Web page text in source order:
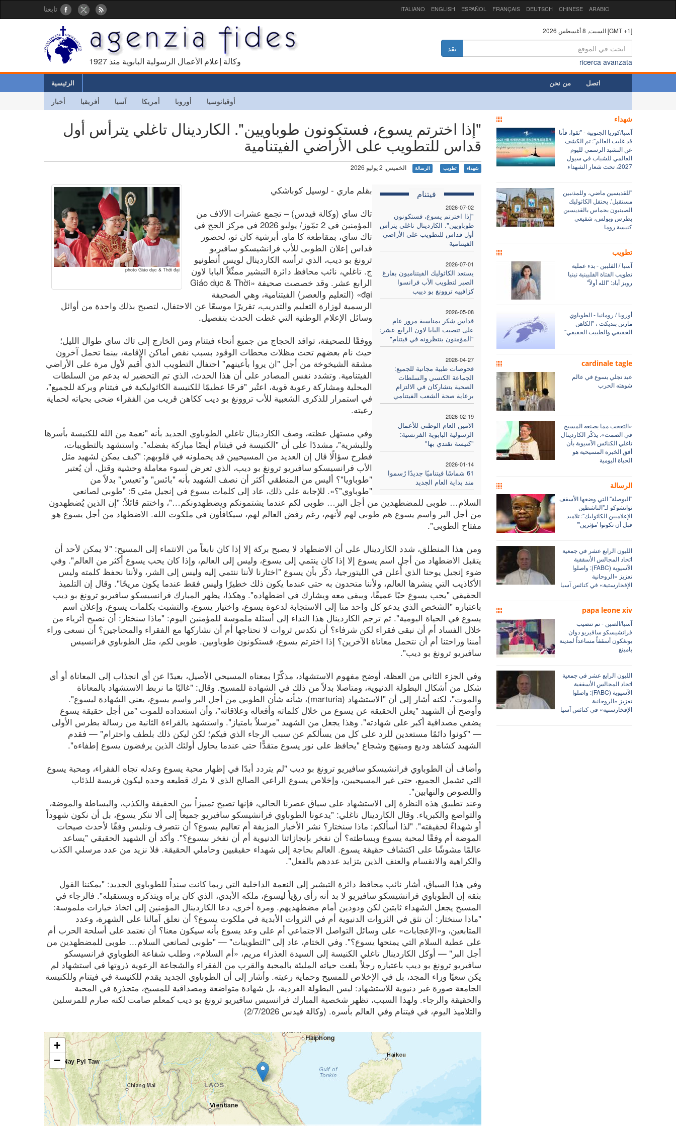
تابعنا ITALIANO ENGLISH ESPAÑOL FRANÇAIS DEUTSCH CHINESE ARABIC
1927 وكالة إعلام الأعمال الرسولية البابوية منذ
السبت, 8 أغسطس 2026 [GMT +1]
تقد
ricerca avanzata
الرئيسية من نحن اتصل
أخبار أفريقيا آسيا أمريكا أوروبا أوقيانوسيا
"إذا اخترتم يسوع، فستكونون طوباويين". الكاردينال تاغلي يترأس أول
قداس للتطويب على الأراضي الفيتنامية
الخميس, 2 يوليو 2026 شهداء تطويب الرسالة
photo Giáo dục & Thời đại
فيتنام
2026-07-02
"إذا اخترتم يسوع، فستكونون
طوباويين". الكاردينال تاغلي يترأس
أول قداس للتطويب على الأراضي
الفيتنامية
2026-07-01
يستعد الكاثوليك الفيتناميون بفارغ
الصبر لتطويب الأب فرانسوا
كزافييه تروونغ بو دييب
2026-05-08
قداس شكر بمناسبة مرور عام
على تنصيب البابا لاون الرابع عشر:
"المؤمنون ينتظرونه في فيتنام"
2026-04-27
فحوصات طبية مجانية للجميع:
الجماعة الكنسي والسلطات
الصحية يتشاركان في الالتزام
برعاية صحة الشعب الفيتنامي
2026-02-19
الامين العام الوطني للأعمال
الرسولية البابوية الفرنسية:
"كنيسة نقتدي بها"
2026-01-14
61 شماسًا فيتناميًا جديدًا رُسموا
منذ بداية العام الجديد
بقلم ماري - لوسيل كوباشكي
تاك ساي (وكالة فيدس) – تجمع عشرات الآلاف من
المؤمنين في 2 تمّوز/ يوليو 2026 في مركز الحج في
تاك ساي، بمقاطعة كا ماو، أبرشية كان ثو، لحضور
قداس إعلان الطوبى للأب فرانشيسكو سافيريو
ترونغ بو ديب، الذي ترأسه الكاردينال لويس أنطونيو
ج. تاغلي، نائب محافظ دائرة التبشير ممثّلاً البابا لاون
الرابع عشر. وقد خصصت صحيفة «Giáo dục & Thời
đại» (التعليم والعصر) الفيتنامية، وهي الصحيفة
الرسمية لوزارة التعليم والتدريب، تقريرًا موسعًا عن الاحتفال، لتصبح بذلك واحدة من أوائل
وسائل الإعلام الوطنية التي غطت الحدث بتفصيل.
ووفقًا للصحيفة، توافد الحجاج من جميع أنحاء فيتنام ومن الخارج إلى تاك ساي طوال الليل؛
حيث نام بعضهم تحت مظلات محطات الوقود بسبب نقص أماكن الإقامة، بينما تحمل آخرون
مشقة الشيخوخة من أجل "ان يروا بأعينهم" احتفال التطويب الذي أُقيم لأول مرة على الأراضي
الفيتنامية. وتشدد نفس المصادر على أن هذا الحدث، الذي تم التحضير له بدعم من السلطات
المحلية ومشاركة رعوية قوية، اعتُبر "فرحًا عظيمًا للكنيسة الكاثوليكية في فيتنام وبركة للجميع"،
في استمرار للذكرى الشعبية للأب تروونغ بو ديب ككاهن قريب من الفقراء ضحى بحياته لحماية
رعيته.
وفي مستهل عظته، وصف الكاردينال تاغلي الطوباوي الجديد بأنه "نعمة من الله للكنيسة بأسرها
وللبشرية"، مشددًا على أن "الكنيسة في فيتنام أيضًا مباركة بفضله". واستشهد بالتطويبات،
فطرح سؤالًا قال إن العديد من المسيحيين قد يحملونه في قلوبهم: "كيف يمكن لشهيد مثل
الأب فرانسيسكو سافيريو ترونغ بو ديب، الذي تعرض لسوء معاملة وحشية وقتل، أن يُعتبر
"طوباويا"؟ أليس من المنطقي أكثر أن نصف الشهيد بأنه "بائس" و"تعيس" بدلاً من
"طوباوي"؟». للإجابة على ذلك، عاد إلى كلمات يسوع في إنجيل متى 5: "طوبى لصانعي
السلام… طوبى للمضطهدين من أجل البر… طوبى لكم عندما يشتمونكم ويضطهدونكم…"، واختتم قائلاً: "إن الذين يُضطهدون
من أجل البر واسم يسوع هم طوبى لهم لأنهم، رغم رفض العالم لهم، سيكافأون في ملكوت الله. الاضطهاد من أجل يسوع هو
مفتاح الطوبى".
ومن هذا المنطلق، شدد الكاردينال على أن الاضطهاد لا يصبح بركة إلا إذا كان نابعاً من الانتماء إلى المسيح: "لا يمكن لأحد أن
يتقبل الاضطهاد من أجل اسم يسوع إلا إذا كان ينتمي إلى يسوع، وليس إلى العالم، وإذا كان يحب يسوع أكثر من العالم". وفي
ضوء إنجيل يوحنا الذي أُعلن في الليتورجيا، ذكّر بأن يسوع "اختارنا لأننا ننتمي إليه وليس إلى الشر، ولأننا نحفظ كلمته وليس
الأكاذيب التي ينشرها العالم، ولأننا متحدون به حتى عندما يكون ذلك خطيرًا وليس فقط عندما يكون مريحًا". وقال إن التلميذ
الحقيقي "يحب يسوع حبًا عميقًا، ويبقى معه ويشارك في اضطهاده". وهكذا، يظهر المبارك فرانسيسكو سافيريو ترونغ بو ديب
باعتباره "الشخص الذي يدعو كل واحد منا إلى الاستجابة لدعوة يسوع، واختيار يسوع، والتشبث بكلمات يسوع، وإعلان اسم
يسوع في الحياة اليومية". ثم ترجم الكاردينال هذا النداء إلى أسئلة ملموسة للمؤمنين اليوم: "ماذا سنختار: أن نصبح أثرياء من
خلال الفساد أم أن نبقى فقراء لكن شرفاء؟ أن نكدس ثروات لا نحتاجها أم أن نشاركها مع الفقراء والمحتاجين؟ أن نسعى وراء
أمننا وراحتنا أم أن نتحمل معاناة الآخرين؟ إذا اخترتم يسوع، فستكونون طوباويين. طوبى لكم، مثل الطوباوي فرانسيس
سافيريو ترونغ بو ديب".
وفي الجزء الثاني من العظة، أوضح مفهوم الاستشهاد، مذكّرًا بمعناه المسيحي الأصيل، بعيدًا عن أي انجذاب إلى المعاناة أو أي
شكل من أشكال البطولة الدنيوية، ومتاصلا بدلاً من ذلك في الشهادة للمسيح. وقال: "غالبًا ما نربط الاستشهاد بالمعاناة
والموت"، لكنه أشار إلى أن "الاستشهاد (marturia)، شأنه شأن الطوبى من أجل البر واسم يسوع، يعني الشهادة ليسوع".
وأوضح أن الشهيد "يعلن الحقيقة عن يسوع من خلال كلماته وأفعاله وعلاقاته"، وأن استعداده للموت "من أجل حقيقة يسوع
يضفي مصداقية أكبر على شهادته". وهذا يجعل من الشهيد "مرسلاً بامتياز". واستشهد بالقراءة الثانية من رسالة بطرس الأولى
— "كونوا دائمًا مستعدين للرد على كل من يسألكم عن سبب الرجاء الذي فيكم؛ لكن ليكن ذلك بلطف واحترام" — فقدم
الشهيد كشاهد وديع ومبتهج وشجاع "يحافظ على نور يسوع متقدًّا حتى عندما يحاول أولئك الذين يرفضون يسوع إطفاءه".
وأضاف أن الطوباوي فرانشيسكو سافيريو ترونغ بو ديب "لم يتردد أبدًا في إظهار محبة يسوع وعدله تجاه الفقراء، ومحبة يسوع
التي تشمل الجميع، حتى غير المسيحيين، وإخلاص يسوع الراعي الصالح الذي لا يترك قطيعه وحده ليكون فريسة للذئاب
واللصوص والنهابين".
وعند تطبيق هذه النظرة إلى الاستشهاد على سياق عصرنا الحالي، فإنها تصبح تمييزاً بين الحقيقة والكذب، والبساطة والموضة،
والتواضع والكبرياء. وقال الكاردينال تاغلي: "يدعونا الطوباوي فرانشيسكو سافيريو جميعاً إلى ألا ننكر يسوع، بل أن نكون شهوداً
أو شهداءً لحقيقته". "لذا أسألكم: ماذا سنختار؟ نشر الأخبار المزيفة أم تعاليم يسوع؟ أن نتصرف ونلبس وفقًا لأحدث صيحات
الموضة أم وفقًا لمحبة يسوع وبساطته؟ أن نفخر بإنجازاتنا الدنيوية أم أن نفخر بيسوع؟". وأكد أن الشهيد الحقيقي "يساعد
عالمًا مشوشًا على اكتشاف حقيقة يسوع. العالم بحاجة إلى شهداء حقيقيين وحاملي الحقيقة. فلا نزيد من عدد مرسلي الكذب
والكراهية والانقسام والعنف الذين يتزايد عددهم بالفعل".
وفي هذا السياق، أشار نائب محافظ دائرة التبشير إلى النعمة الداخلية التي ربما كانت سنداً للطوباوي الجديد: "يمكننا القول
بثقة إن الطوباوي فرانشيسكو سافيريو لا بد أنه رأى رؤياً ليسوع، ملكه الأبدي، الذي كان يراه ويتذكره ويستقبله". فالرجاء في
المسيح يجعل الشهداء ثابتين لكن ودودين أمام مضطهديهم. ومرة أخرى، دعا الكاردينال المؤمنين إلى اتخاذ خيارات ملموسة:
"ماذا سنختار: أن نثق في الثروات الدنيوية أم في الثروات الأبدية في ملكوت يسوع؟ أن نعلق آمالنا على الشهرة، وعدد
المتابعين، و«الإعجابات» على وسائل التواصل الاجتماعي أم على وعد يسوع بأنه سيكون معنا؟ أن نعتمد على أسلحة الحرب أم
على عطية السلام التي يمنحها يسوع؟". وفي الختام، عاد إلى "التطويبات" — "طوبى لصانعي السلام… طوبى للمضطهدين من
أجل البر" — أوكل الكاردينال تاغلي الكنيسة إلى السيدة العذراء مريم، «أم السلام»، وطلب شفاعة الطوباوي فرانسيسكو
سافيريو ترونغ بو ديب باعتباره رجلاً بلغت حياته المليئة بالمحبة والقرب من الفقراء والشجاعة الرعوية ذروتها في استشهاد لم
يكن سعيًا وراء المجد، بل في الإخلاص للمسيح وحماية رعيته. وأشار إلى أن الطوباوي الجديد يقدم للكنيسة في فيتنام وللكنيسة
الجامعة صورة غير دنيوية للاستشهاد: ليس البطولة الفردية، بل شهادة متواضعة ومصداقية للمسيح، متجذرة في المحبة
والحقيقة والرجاء. ولهذا السبب، تظهر شخصية المبارك فرانسيس سافيريو ترونغ بو ديب كمعلم صامت لكنه صارم للمرسلين
والتلاميذ اليوم، في فيتنام وفي العالم بأسره. (وكالة فيدس 2/7/2026)
+
−
شهداء
آسيا/كوريا الجنوبية - "ثقوا، فأنا
قد غلبت العالم": تم الكشف
عن النشيد الرسمي لليوم
العالمي للشباب في سيول
2027، تحت شعار الشهداء
"للقديسين ماضي، وللمذنبين
مستقبل'. يحتفل الكاثوليك
الصينيون بحماس بالقديسين
بطرس وبولس، شفيعي
كنيسة روما
تطويب
آسيا / الفلبين - بدء عملية
تطويب الفتاة الفلبينية نينيا
رويز أباد: "الله أولاً"
أوروبا / رومانيا - الطوباوي
مارتن بنديكت ، "الكاهن
الحقيقي والطبيب الحقيقي"
cardinale tagle
عيد تجلي يسوع في عالم
شوهته الحرب
«التعجب مما يصنعه المسيح
في الصمت». يذكّر الكاردينال
تاغلي الكنائس الآسيوية بأن
أفق الخبرة المسيحية هو
الحياة اليومية
الرسالة
"البوصلة" التي وضعها الأسقف
نواتشوكو لـ"الناشطين
الإعلاميين الكاثوليك": تلاميذ
قبل أن تكونوا 'مؤثرين'"
الليون الرابع عشر في جمعية
اتحاد المجالس الأسقفية
الآسيوية (FABC): واصلوا
تعزيز «الروحانية
الإفخارستية» في كنائس آسيا
papa leone xiv
آسيا/الصين - تم تنصيب
فرانشيسكو سافيريو دوان
يونغكون أسقفاً مساعداً لمدينة
بامينغ
الليون الرابع عشر في جمعية
اتحاد المجالس الأسقفية
الآسيوية (FABC): واصلوا
تعزيز «الروحانية
الإفخارستية» في كنائس آسيا